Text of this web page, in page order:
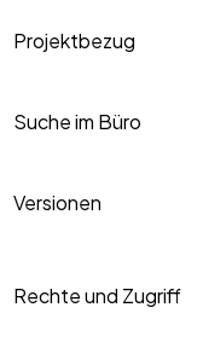
Projektbezug
Suche im Büro
Versionen
Rechte und Zugriff